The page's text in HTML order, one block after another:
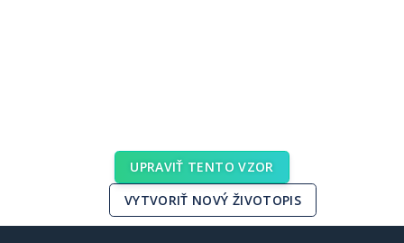
UPRAVIŤ TENTO VZOR
VYTVORIŤ NOVÝ ŽIVOTOPIS